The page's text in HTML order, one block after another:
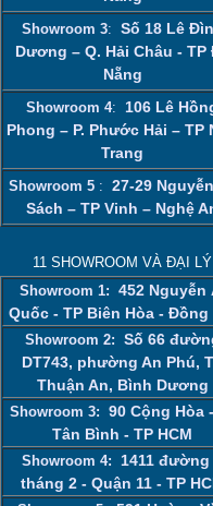
Showroom 3: Số 18 Lê
Dương – Q. Hải Châu - TP
Nẵng
Showroom 4: 106 Lê
Phong – P. Phước Hải – TP
Trang
Showroom 5 : 27-29
Sách – TP Vinh – Nghệ
11 SHOWROOM VÀ ĐẠI
Showroom 1: 452 Nguyễn
Quốc - TP Biên Hòa - Đồng
Showroom 2: Số 66
DT743, phường An Phú,
Thuận An, Bình Dương
Showroom 3: 90 Cộng Hòa
Tân Bình - TP HCM
Showroom 4: 1411 đường
tháng 2 - Quận 11 - TP